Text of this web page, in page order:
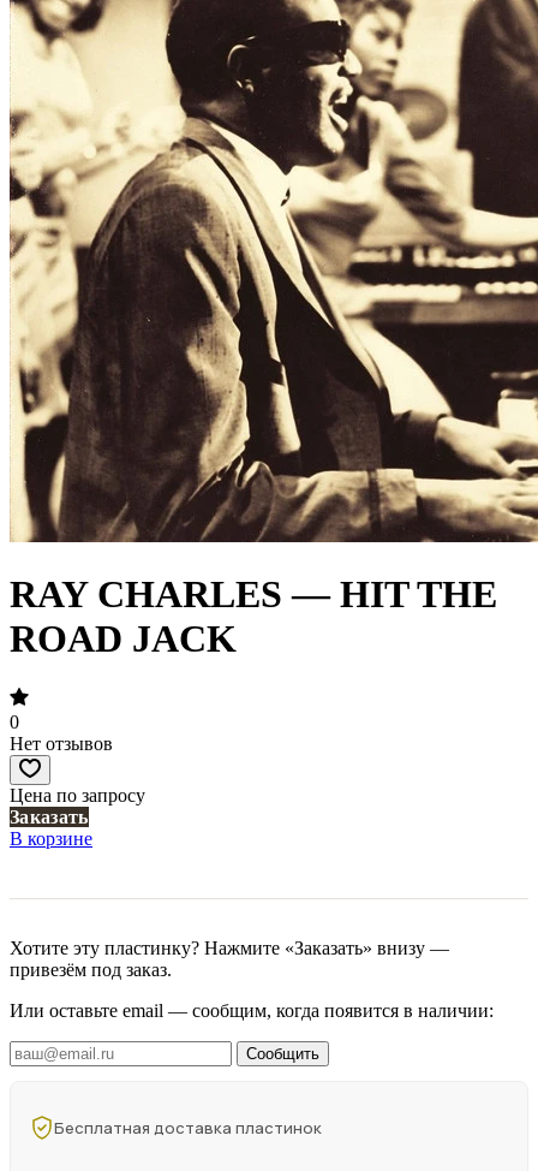
RAY CHARLES — HIT THE
ROAD JACK
0
Нет отзывов
Цена по запросу
Заказать
В корзине
Хотите эту пластинку? Нажмите «Заказать» внизу —
привезём под заказ.
Или оставьте email — сообщим, когда появится в наличии:
Сообщить
Бесплатная доставка пластинок